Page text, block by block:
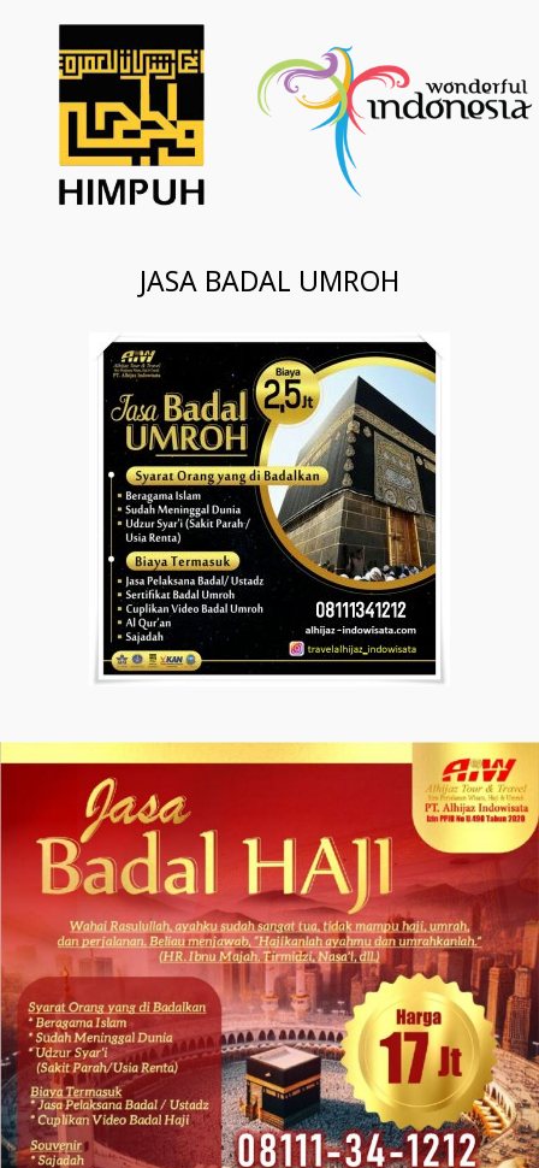
JASA BADAL UMROH